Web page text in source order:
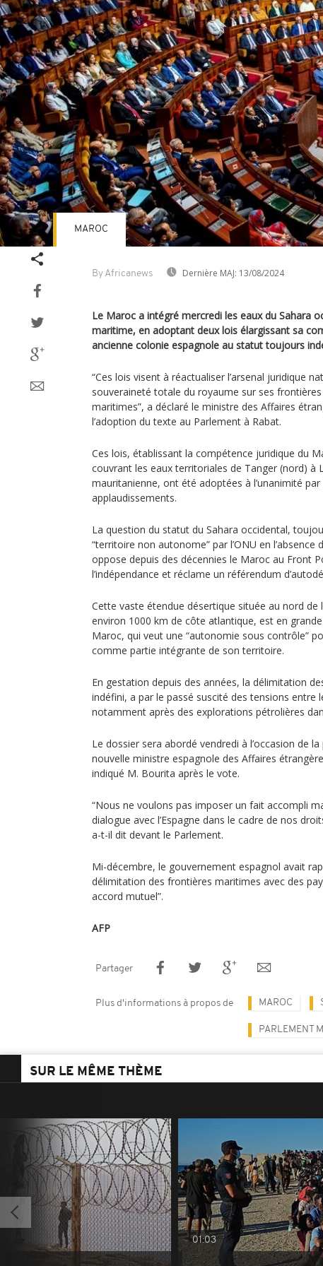
By Africanews Dernière MAJ: 13/08/2024
MAROC
Le Maroc a intégré mercredi les eaux du Sahara
maritime, en adoptant deux lois élargissant sa
ancienne colonie espagnole au statut toujours
“Ces lois visent à réactualiser l’arsenal juridique
souveraineté totale du royaume sur ses
maritimes”, a déclaré le ministre des Affaires
l’adoption du texte au Parlement à Rabat.
Ces lois, établissant la compétence juridique du
couvrant les eaux territoriales de Tanger (nord) à
mauritanienne, ont été adoptées à l’unanimité
applaudissements.
La question du statut du Sahara occidental,
“territoire non autonome” par l’ONU en l’absence
oppose depuis des décennies le Maroc au Front
l’indépendance et réclame un référendum
Cette vaste étendue désertique située au nord
environ 1000 km de côte atlantique, est en
Maroc, qui veut une “autonomie sous contrôle”
comme partie intégrante de son territoire.
En gestation depuis des années, la délimitation
indéfini, a par le passé suscité des tensions entre
notamment après des explorations pétrolières
Le dossier sera abordé vendredi à l’occasion de
nouvelle ministre espagnole des Affaires
indiqué M. Bourita après le vote.
“Nous ne voulons pas imposer un fait accompli
dialogue avec l’Espagne dans le cadre de nos
a-t-il dit devant le Parlement.
Mi-décembre, le gouvernement espagnol avait
délimitation des frontières maritimes avec des
accord mutuel”.
AFP
Partager
Plus d'informations à propos de MAROC
PARLEMENT
SUR LE MÊME THÈME
01:03